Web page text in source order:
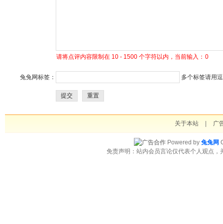
请将点评内容限制在 10 - 1500 个字符以内，当前输入： 0
兔兔网标签： 多个标签请用
提交 重置
关于本站 广
Powered by 兔兔网
免责声明：站内会员言论仅代表个人观点